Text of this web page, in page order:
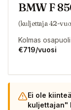
BMW F
(kuljettaja 42-
Kolmas osapuoli
€719/vuosi
Ei ole
kuljettajan"